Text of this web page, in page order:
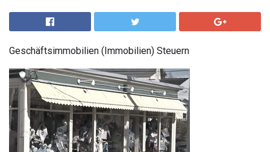
Geschäftsimmobilien (Immobilien) Steuern